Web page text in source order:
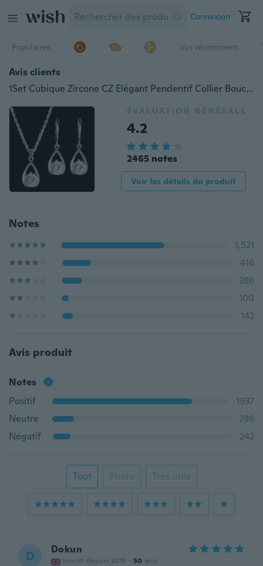
Connexion
Populaires Vus récemment
Avis clients
1Set Cubique Zircone CZ Élégant Pendentif Collier Boucles D'oreilles Ensemble de Bijoux
ÉVALUATION GÉNÉRALE
4.2
2465 notes
Voir les détails du produit
Notes
1,521
416
286
100
142
Avis produit
Notes
Positif
1937
Neutre
286
Négatif
242
Tout Photo Très utile
D Dokun
Inscrit depuis 2018 · 50 avis